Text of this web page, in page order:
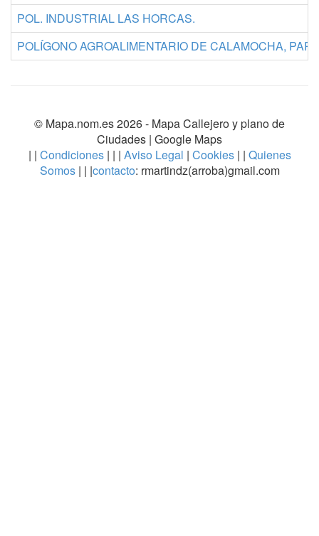
POL. INDUSTRIAL LAS HORCAS.
POLÍGONO AGROALIMENTARIO DE CALAMOCHA,
© Mapa.nom.es 2026 - Mapa Callejero y plano de
Ciudades | Google Maps
| | Condiciones| | | Aviso Legal | Cookies | | Quienes
Somos | | |contacto: rmartindz(arroba)gmail.com